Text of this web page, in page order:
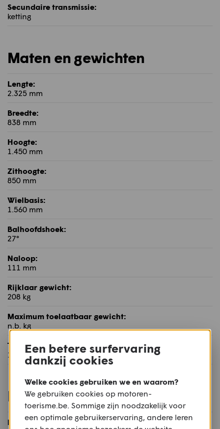
Secundaire transmissie:
ketting
Maten en gewichten
Lengte:
2.325 mm
Breedte:
838 mm
Hoogte:
1.450 mm
Zithoogte:
850 mm
Wielbasis:
1.560 mm
Balhoofdshoek:
27°
Naloop:
111 mm
Rijklaar gewicht:
208 kg
Maximum toelaatbaar gewicht:
n.b. kg
Tankinhoud:
16,9 l
Rijwielgedeelte
Frame:
Een betere surfervaring
dankzij cookies
Welke cookies gebruiken we en waarom?
We gebruiken cookies op motoren-
toerisme.be. Sommige zijn noodzakelijk voor
een optimale gebruikerservaring, andere leren